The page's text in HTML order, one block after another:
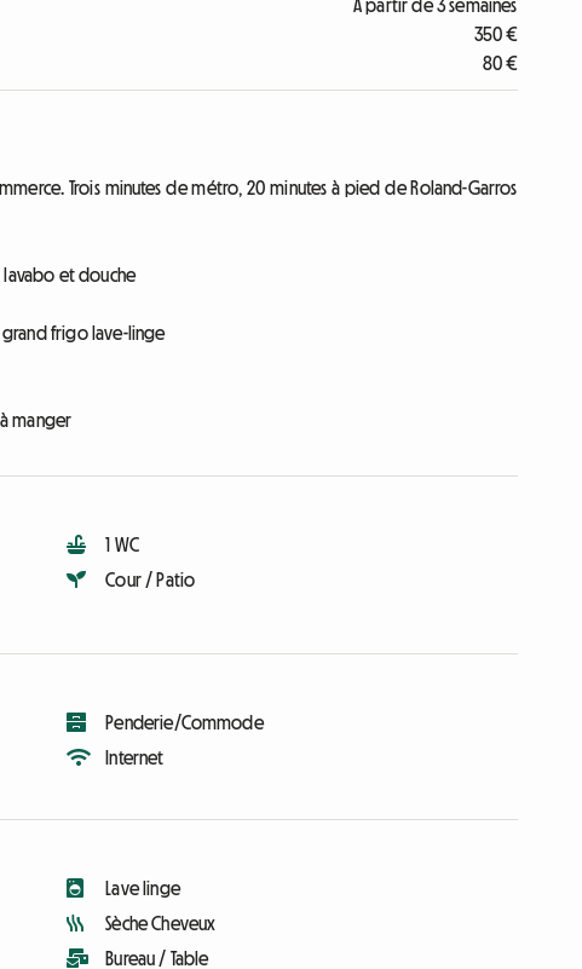
A partir de 3 semaines
350 €
80 €
Trois minutes de métro, 20 minutes à pied de Roland-Garros
lavabo et douche
grand frigo lave-linge
manger
1 WC
Cour / Patio
Penderie/Commode
Internet
Lave linge
Sèche Cheveux
Bureau / Table